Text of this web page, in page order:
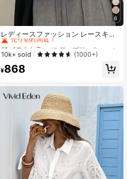
6
レディースファッション レースキャ
ミソールトップ カジュアル ホワイト
夏用 エステティック
#1 ベストセラー
売り切れ間近！
#1 ベストセラー
売り切れ間近！
#1 ベストセラー
売り切れ間近！
#1 ベストセラー
に ファブリック フレッシュなノースリーブキャミソール
売り切れ間近！
10k+ sold (1000+)
¥868